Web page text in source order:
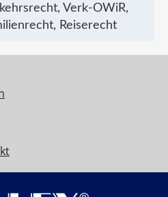
Verk-OWiR,
Reiserecht